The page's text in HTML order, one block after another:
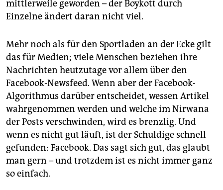
genossenschaft
epaper login
mittlerweile geworden – der Boykott durch
Einzelne ändert daran nicht viel.
Mehr noch als für den Sportladen an der Ecke gilt
das für Medien; viele Menschen beziehen ihre
Nachrichten heutzutage vor allem über den
Facebook-Newsfeed. Wenn aber der Facebook-
Algorithmus darüber entscheidet, wessen Artikel
wahrgenommen werden und welche im Nirwana
der Posts verschwinden, wird es brenzlig. Und
wenn es nicht gut läuft, ist der Schuldige schnell
gefunden: Facebook. Das sagt sich gut, das glaubt
man gern – und trotzdem ist es nicht immer ganz
so einfach.